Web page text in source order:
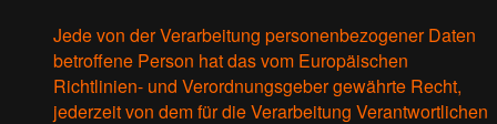
Jede von der Verarbeitung personenbezogener Daten
betroffene Person hat das vom Europäischen
Richtlinien- und Verordnungsgeber gewährte Recht,
jederzeit von dem für die Verarbeitung Verantwortlichen